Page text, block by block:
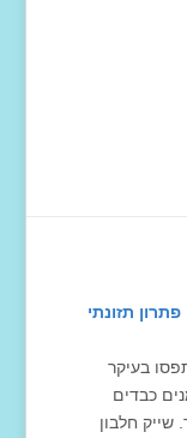
תזונתי
בעיקר
כבדים
חלבון